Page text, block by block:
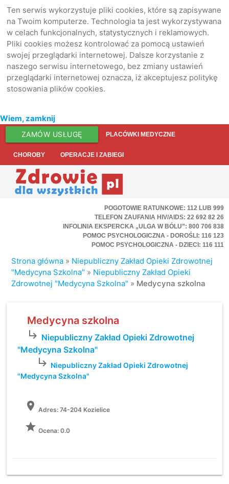
Ten serwis wykorzystuje pliki cookies, które są zapisywane
na Twoim komputerze. Technologia ta jest wykorzystywana
w celach funkcjonalnych, statystycznych i reklamowych.
Pliki cookies możesz kontrolować za pomocą ustawień
swojej przeglądarki internetowej. Dalsze korzystanie z
naszego serwisu internetowego, bez zmiany ustawień
przeglądarki internetowej oznacza, iż akceptujesz politykę
stosowania plików cookies.
Wiem, zamknij
ZAMÓW USŁUGĘ PLACÓWKI MEDYCZNE
CHOROBY OPERACJE I ZABIEGI
POGOTOWIE RATUNKOWE: 112 LUB 999
TELEFON ZAUFANIA HIV/AIDS: 22 692 82 26
INFOLINIA EKSPERCKA „ULGA W BÓLU”: 800 706 838
POMOC PSYCHOLOGICZNA - DOROŚLI: 116 123
POMOC PSYCHOLOGICZNA - DZIECI: 116 111
Strona główna » Niepubliczny Zakład Opieki Zdrowotnej
"Medycyna Szkolna" » Niepubliczny Zakład Opieki
Zdrowotnej "Medycyna Szkolna" » Medycyna szkolna
Medycyna szkolna
subdirectory_arrow_right Niepubliczny Zakład Opieki Zdrowotnej
"Medycyna Szkolna"
subdirectory_arrow_right Niepubliczny Zakład Opieki Zdrowotnej
"Medycyna Szkolna"
location_on Adres:74-204 Kozielice
grade Ocena: 0.0